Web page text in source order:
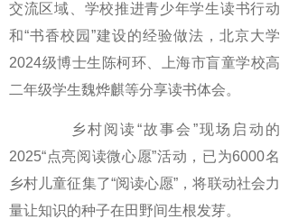
交流区域、学校推进青少年学生读书行动
和“书香校园”建设的经验做法，北京大学
2024级博士生陈柯环、上海市盲童学校高
二年级学生魏烨麒等分享读书体会。
乡村阅读“故事会”现场启动的
2025“点亮阅读微心愿”活动，已为6000名
乡村儿童征集了“阅读心愿”，将联动社会力
量让知识的种子在田野间生根发芽。